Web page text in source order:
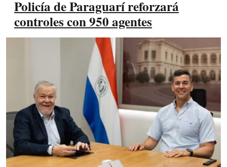
Policía de Paraguarí reforzará
controles con 950 agentes